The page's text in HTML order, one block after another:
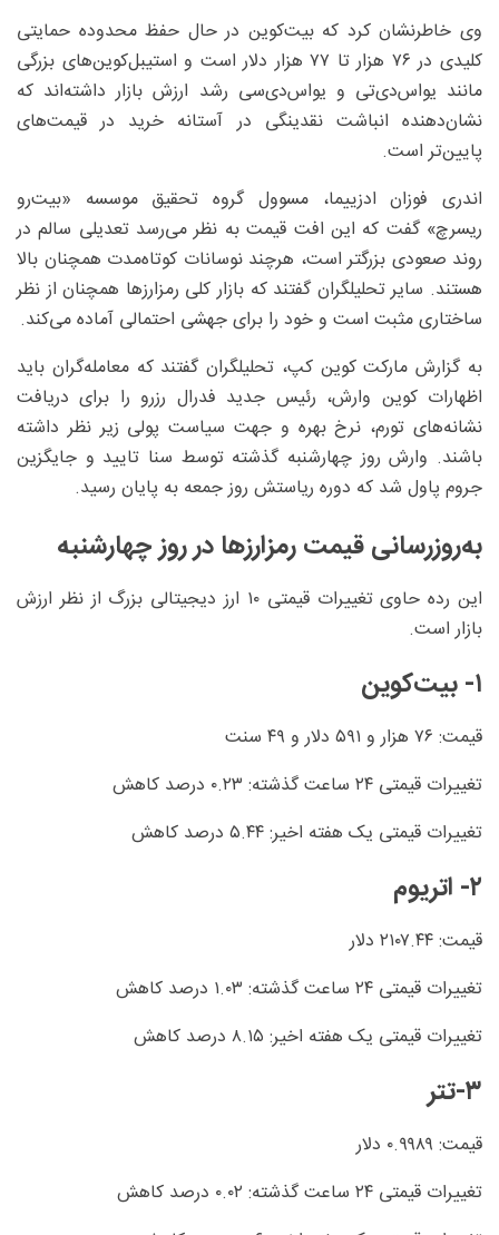
وی خاطرنشان کرد که بیت‌کوین در حال حفظ محدوده حمایتی
کلیدی در ۷۶ هزار تا ۷۷ هزار دلار است و استیبل‌کوین‌های بزرگی
مانند یواس‌دی‌تی و یواس‌دی‌سی رشد ارزش بازار داشته‌اند که
نشان‌دهنده انباشت نقدینگی در آستانه خرید در قیمت‌های
پایین‌تر است.
اندری فوزان ادزییما، مسوول گروه تحقیق موسسه «بیت‌رو
ریسرچ» گفت که این افت قیمت به نظر می‌رسد تعدیلی سالم در
روند صعودی بزرگتر است، هرچند نوسانات کوتاه‌مدت همچنان بالا
هستند. سایر تحلیلگران گفتند که بازار کلی رمزارزها همچنان از نظر
ساختاری مثبت است و خود را برای جهشی احتمالی آماده می‌کند.
به گزارش مارکت کوین کپ، تحلیلگران گفتند که معامله‌گران باید
اظهارات کوین وارش، رئیس جدید فدرال رزرو را برای دریافت
نشانه‌های تورم، نرخ بهره و جهت سیاست پولی زیر نظر داشته
باشند. وارش روز چهارشنبه گذشته توسط سنا تایید و جایگزین
جروم پاول شد که دوره ریاستش روز جمعه به پایان رسید.
به‌روزرسانی قیمت رمزارزها در روز چهارشنبه
این رده حاوی تغییرات قیمتی ۱۰ ارز دیجیتالی بزرگ از نظر ارزش
بازار است.
۱- بیت‌کوین
قیمت: ۷۶ هزار و ۵۹۱ دلار و ۴۹ سنت
تغییرات قیمتی ۲۴ ساعت گذشته: ۰.۲۳ درصد کاهش
تغییرات قیمتی یک هفته اخیر: ۵.۴۴ درصد کاهش
۲- اتریوم
قیمت: ۲۱۰۷.۴۴ دلار
تغییرات قیمتی ۲۴ ساعت گذشته: ۱.۰۳ درصد کاهش
تغییرات قیمتی یک هفته اخیر: ۸.۱۵ درصد کاهش
۳-تتر
قیمت: ۰.۹۹۸۹ دلار
تغییرات قیمتی ۲۴ ساعت گذشته: ۰.۰۲ درصد کاهش